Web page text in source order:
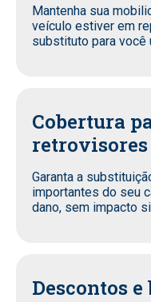
Mantenha sua
veículo estiver em
substituto para você
Cobertura
retrovisores
Garanta a
importantes do seu
dano, sem impacto
Descontos e